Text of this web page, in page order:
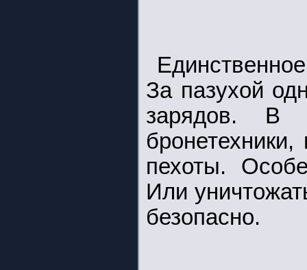
За пазухой
зарядов. В
пехоты.
Или
безопасно.